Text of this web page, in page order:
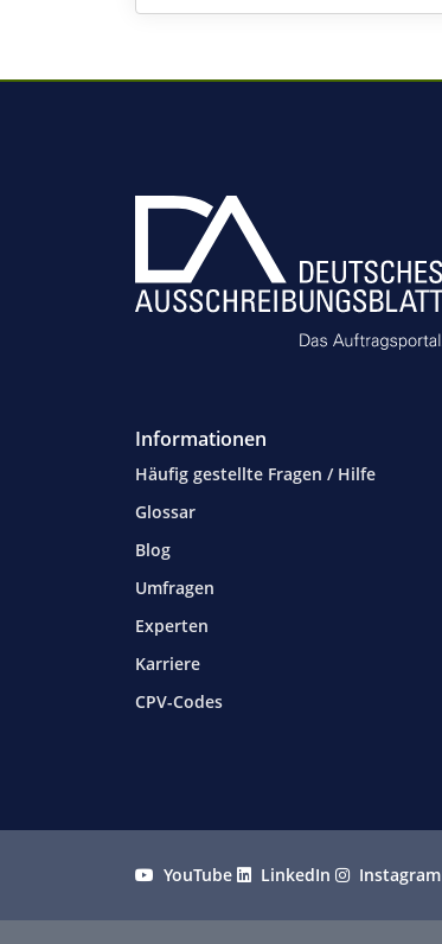
Informationen
Häufig gestellte Fragen / Hilfe
Glossar
Blog
Umfragen
Experten
Karriere
CPV-Codes
YouTube LinkedIn Instagram